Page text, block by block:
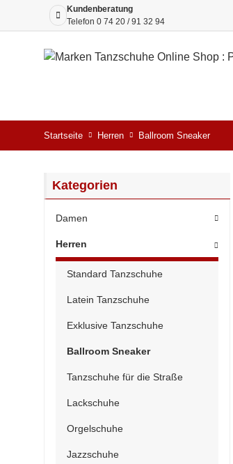
Kundenberatung
Telefon 0 74 20 / 91 32 94
Startseite Herren Ballroom Sneaker
Kategorien
Damen
Herren
Standard Tanzschuhe
Latein Tanzschuhe
Exklusive Tanzschuhe
Ballroom Sneaker
Tanzschuhe für die Straße
Lackschuhe
Orgelschuhe
Jazzschuhe